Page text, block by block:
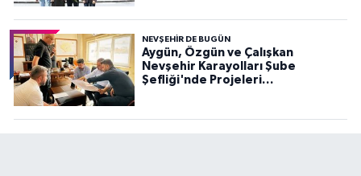
NEVŞEHIR DE BUGÜN
Aygün, Özgün ve Çalışkan
Nevşehir Karayolları Şube
Şefliği'nde Projeleri